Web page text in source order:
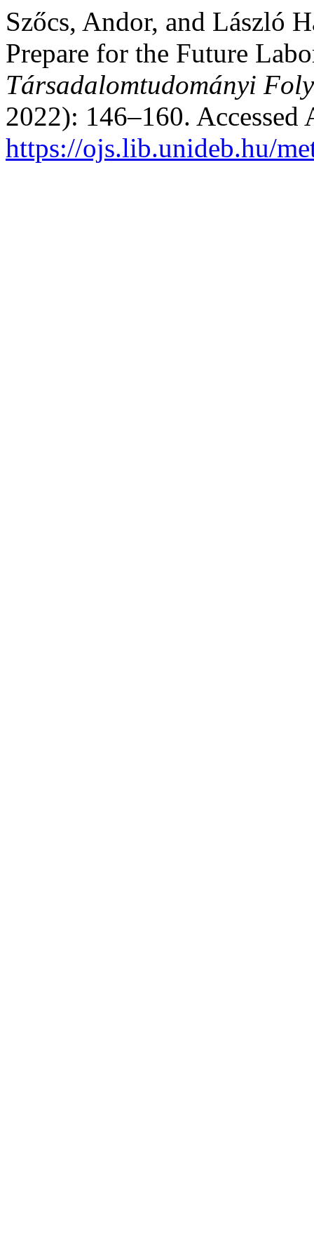
Szőcs, Andor, and László
Prepare for the Future
Társadalomtudományi
2022): 146–160. Accessed
https://ojs.lib.unideb.hu/